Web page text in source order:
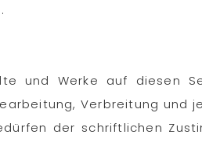
und Werke auf diesen
Verbreitung und
der schriftlichen